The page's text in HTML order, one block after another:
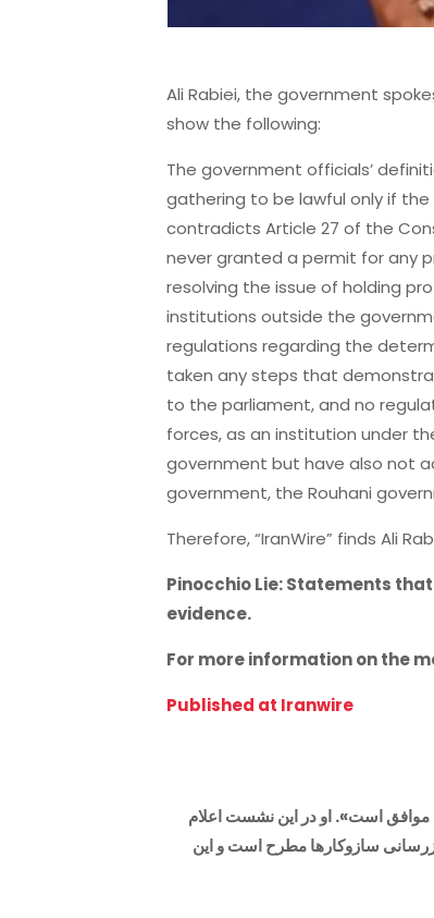
Ali Rabiei, the government
show the following:
The government officials’
gathering to be lawful only if
contradicts Article 27 of the
never granted a permit for any
resolving the issue of holding
institutions outside the
regulations regarding the
taken any steps that
to the parliament, and no
forces, as an institution under
government but have also not
government, the Rouhani
Therefore, “IranWire” finds Ali
Pinocchio Lie: Statements
evidence.
For more information on the
Published at Iranwire
موافق است». او در این نشست اعلام
سازوکارها مطرح است و این